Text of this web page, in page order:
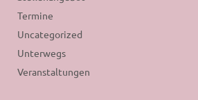
Termine
Uncategorized
Unterwegs
Veranstaltungen